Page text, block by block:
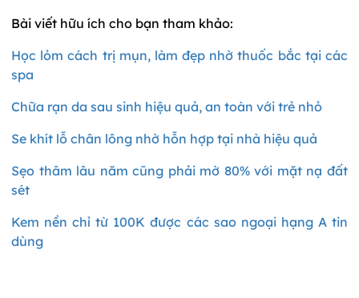
Bài viết hữu ích cho bạn tham khảo:
Học lỏm cách trị mụn, làm đẹp nhờ thuốc bắc tại các
spa
Chữa rạn da sau sinh hiệu quả, an toàn với trẻ nhỏ
Se khít lỗ chân lông nhờ hỗn hợp tại nhà hiệu quả
Sẹo thâm lâu năm cũng phải mờ 80% với mặt nạ đất
sét
Kem nền chỉ từ 100K được các sao ngoại hạng A tin
dùng